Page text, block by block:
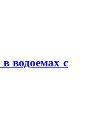
водоемах с